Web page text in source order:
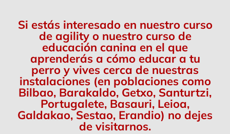
Si estás interesado en nuestro curso
de agility o nuestro curso de
educación canina en el que
aprenderás a cómo educar a tu
perro y vives cerca de nuestras
instalaciones (en poblaciones como
Bilbao, Barakaldo, Getxo, Santurtzi,
Portugalete, Basauri, Leioa,
Galdakao, Sestao, Erandio) no dejes
de visitarnos.